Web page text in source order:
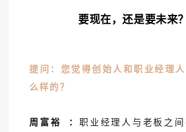
要现在，还是要未来？
提问：您觉得创始人和职业经理
么样的？
周富裕 ： 职业经理人与老板之